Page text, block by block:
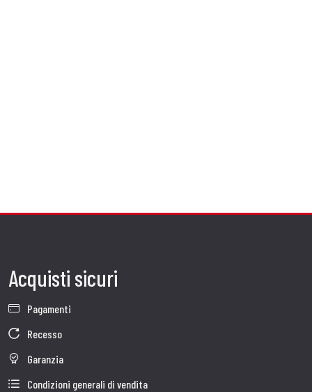
Acquisti sicuri
Pagamenti
Recesso
Garanzia
Condizioni generali di vendita